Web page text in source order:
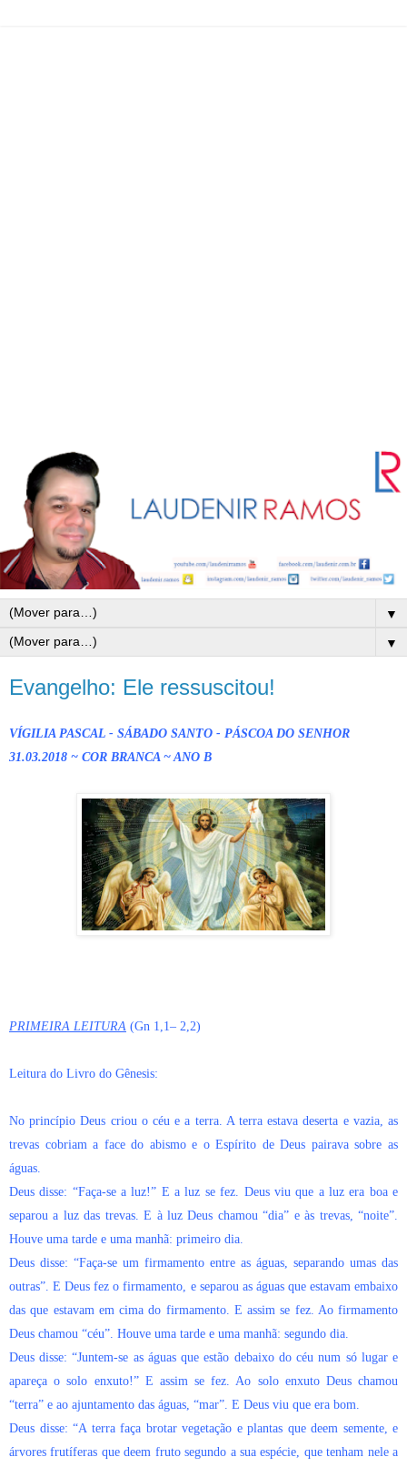
▼
▼
Evangelho: Ele ressuscitou!
VÍGILIA PASCAL - SÁBADO SANTO - PÁSCOA DO SENHOR
31.03.2018 ~ COR BRANCA ~ ANO B
PRIMEIRA LEITURA (Gn 1,1– 2,2)
Leitura do Livro do Gênesis:
No princípio Deus criou o céu e a terra. A terra estava deserta e vazia, as
trevas cobriam a face do abismo e o Espírito de Deus pairava sobre as
águas.
Deus disse: “Faça-se a luz!” E a luz se fez. Deus viu que a luz era boa e
separou a luz das trevas. E à luz Deus chamou “dia” e às trevas, “noite”.
Houve uma tarde e uma manhã: primeiro dia.
Deus disse: “Faça-se um firmamento entre as águas, separando umas das
outras”. E Deus fez o firmamento, e separou as águas que estavam embaixo
das que estavam em cima do firmamento. E assim se fez. Ao firmamento
Deus chamou “céu”. Houve uma tarde e uma manhã: segundo dia.
Deus disse: “Juntem-se as águas que estão debaixo do céu num só lugar e
apareça o solo enxuto!” E assim se fez. Ao solo enxuto Deus chamou
“terra” e ao ajuntamento das águas, “mar”. E Deus viu que era bom.
Deus disse: “A terra faça brotar vegetação e plantas que deem semente, e
árvores frutíferas que deem fruto segundo a sua espécie, que tenham nele a